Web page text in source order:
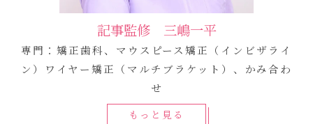
記事監修 三嶋一平
専門：矯正歯科、マウスピース矯正（インビザライ
ン）ワイヤー矯正（マルチブラケット）、かみ合わ
せ
もっと見る